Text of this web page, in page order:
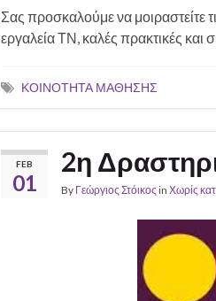
Σας προσκαλούμε να μοιραστείτε
εργαλεία ΤΝ, καλές πρακτικές
ΚΟΙΝΟΤΗΤΑ ΜΑΘΗΣΗΣ
FEB
01
2η
By Γεώργιος Στόικος in Χωρίς